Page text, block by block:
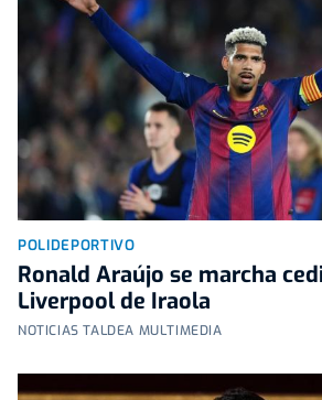
POLIDEPORTIVO
Ronald Araújo se marcha
Liverpool de Iraola
NOTICIAS TALDEA MULTIMEDIA